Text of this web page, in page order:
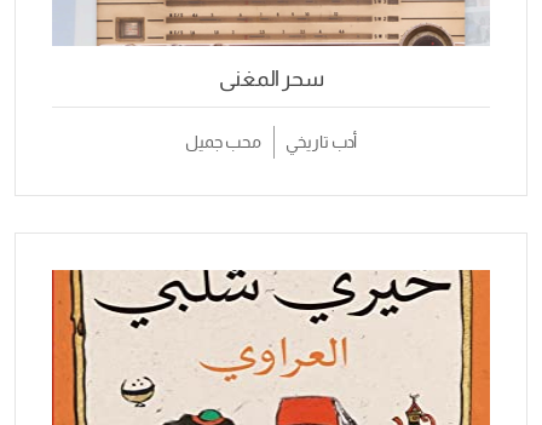
سحر المغنى
أدب تاريخي محب جميل